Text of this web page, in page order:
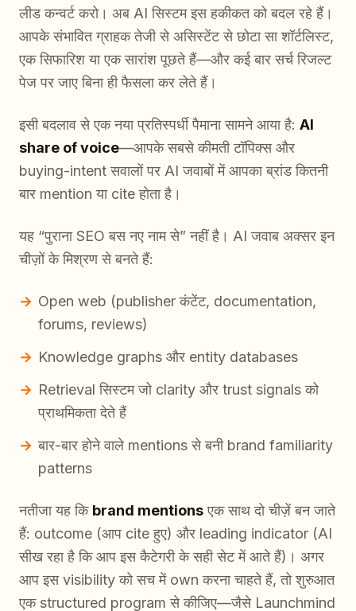
लीड कन्वर्ट करो। अब AI सिस्टम इस हकीकत को बदल रहे हैं।
आपके संभावित ग्राहक तेजी से असिस्टेंट से छोटा सा शॉर्टलिस्ट,
एक सिफारिश या एक सारांश पूछते हैं—और कई बार सर्च रिजल्ट
पेज पर जाए बिना ही फैसला कर लेते हैं।
इसी बदलाव से एक नया प्रतिस्पर्धी पैमाना सामने आया है: AI
share of voice—आपके सबसे कीमती टॉपिक्स और
buying-intent सवालों पर AI जवाबों में आपका ब्रांड कितनी
बार mention या cite होता है।
यह “पुराना SEO बस नए नाम से” नहीं है। AI जवाब अक्सर इन
चीज़ों के मिश्रण से बनते हैं:
Open web (publisher कंटेंट, documentation,
forums, reviews)
Knowledge graphs और entity databases
Retrieval सिस्टम जो clarity और trust signals को
प्राथमिकता देते हैं
बार-बार होने वाले mentions से बनी brand familiarity
patterns
नतीजा यह कि brand mentionsएक साथ दो चीज़ें बन जाते
हैं: outcome (आप cite हुए) और leading indicator (AI
सीख रहा है कि आप इस कैटेगरी के सही सेट में आते हैं)। अगर
आप इस visibility को सच में own करना चाहते हैं, तो शुरुआत
एक structured program से कीजिए—जैसे Launchmind